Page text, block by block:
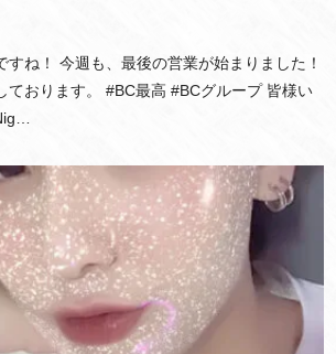
すね！ 今週も、最後の営業が始まりました！
ております。 #BC最高 #BCグループ 皆様い